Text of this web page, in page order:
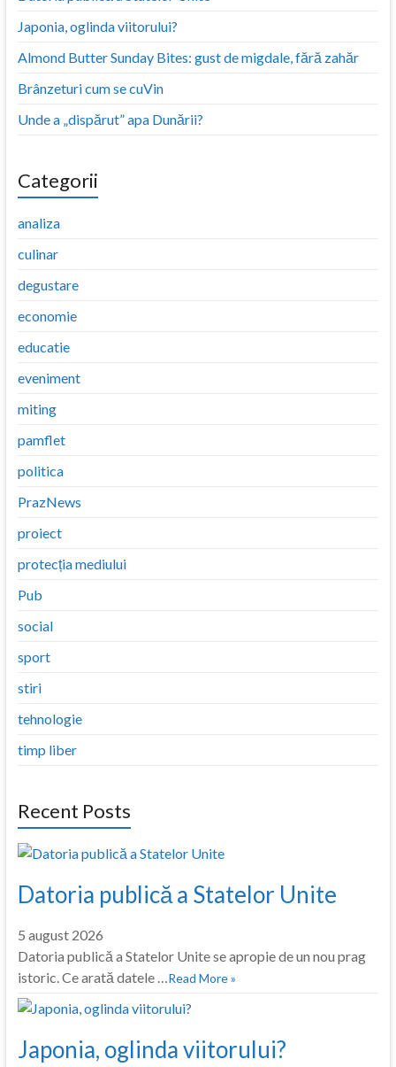
Japonia, oglinda viitorului?
Almond Butter Sunday Bites: gust de migdale, fără zahăr
Brânzeturi cum se cuVin
Unde a „dispărut” apa Dunării?
Categorii
analiza
culinar
degustare
economie
educatie
eveniment
miting
pamflet
politica
PrazNews
proiect
protecția mediului
Pub
social
sport
stiri
tehnologie
timp liber
Recent Posts
Datoria publică a Statelor Unite
5 august 2026
Datoria publică a Statelor Unite se apropie de un nou prag
istoric. Ce arată datele …
Read More »
Japonia, oglinda viitorului?